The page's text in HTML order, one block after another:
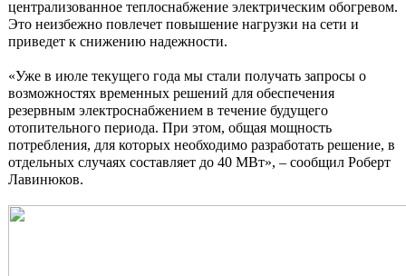
централизованное теплоснабжение электрическим обогревом.
Это неизбежно повлечет повышение нагрузки на сети и
приведет к снижению надежности.
«Уже в июле текущего года мы стали получать запросы о
возможностях временных решений для обеспечения
резервным электроснабжением в течение будущего
отопительного периода. При этом, общая мощность
потребления, для которых необходимо разработать решение, в
отдельных случаях составляет до 40 МВт», – сообщил Роберт
Лавинюков.